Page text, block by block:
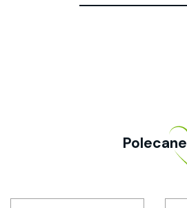
Polecane